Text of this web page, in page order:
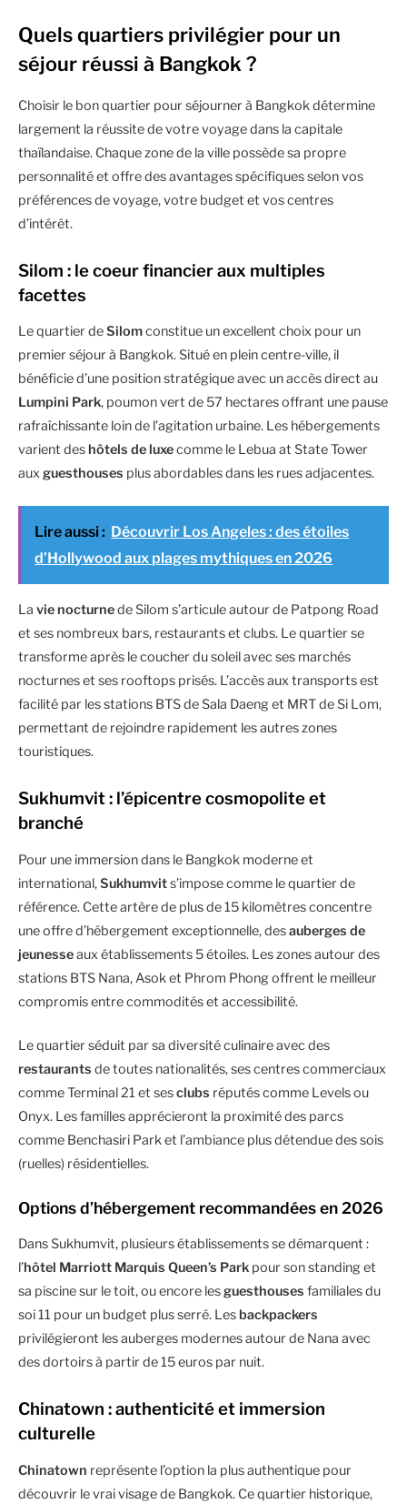
Quels quartiers privilégier pour un
séjour réussi à Bangkok ?
Choisir le bon quartier pour séjourner à Bangkok détermine
largement la réussite de votre voyage dans la capitale
thaïlandaise. Chaque zone de la ville possède sa propre
personnalité et offre des avantages spécifiques selon vos
préférences de voyage, votre budget et vos centres
d’intérêt.
Silom : le coeur financier aux multiples
facettes
Le quartier deSilomconstitue un excellent choix pour un
premier séjour à Bangkok. Situé en plein centre-ville, il
bénéficie d’une position stratégique avec un accès direct au
Lumpini Park, poumon vert de 57 hectares offrant une pause
rafraîchissante loin de l’agitation urbaine. Les hébergements
varient des hôtels de luxecomme le Lebua at State Tower
auxguesthouses plus abordables dans les rues adjacentes.
Lire aussi : Découvrir Los Angeles : des étoiles
d’Hollywood aux plages mythiques en 2026
La vie nocturnede Silom s’articule autour de Patpong Road
et ses nombreux bars, restaurants et clubs. Le quartier se
transforme après le coucher du soleil avec ses marchés
nocturnes et ses rooftops prisés. L’accès aux transports est
facilité par les stations BTS de Sala Daeng et MRT de Si Lom,
permettant de rejoindre rapidement les autres zones
touristiques.
Sukhumvit : l’épicentre cosmopolite et
branché
Pour une immersion dans le Bangkok moderne et
international,Sukhumvits’impose comme le quartier de
référence. Cette artère de plus de 15 kilomètres concentre
une offre d’hébergement exceptionnelle, desauberges de
jeunesseaux établissements 5 étoiles. Les zones autour des
stations BTS Nana, Asok et Phrom Phong offrent le meilleur
compromis entre commodités et accessibilité.
Le quartier séduit par sa diversité culinaire avec des
restaurants de toutes nationalités, ses centres commerciaux
comme Terminal 21 et sesclubs réputés comme Levels ou
Onyx. Les familles apprécieront la proximité des parcs
comme Benchasiri Park et l’ambiance plus détendue des sois
(ruelles) résidentielles.
Options d’hébergement recommandées en 2026
Dans Sukhumvit, plusieurs établissements se démarquent :
l’hôtel Marriott Marquis Queen’s Park pour son standing et
sa piscine sur le toit, ou encore lesguesthouses familiales du
soi 11 pour un budget plus serré. Les backpackers
privilégieront les auberges modernes autour de Nana avec
des dortoirs à partir de 15 euros par nuit.
Chinatown : authenticité et immersion
culturelle
Chinatown représente l’option la plus authentique pour
découvrir le vrai visage de Bangkok. Ce quartier historique,